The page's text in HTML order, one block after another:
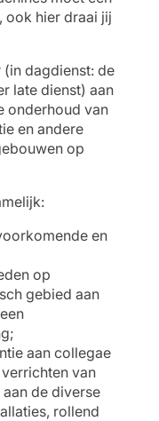
ook hier draai jij
dagdienst: de
late dienst) aan
onderhoud van
en andere
op
en
op
gebied aan
aan collegae
van
de diverse
rollend